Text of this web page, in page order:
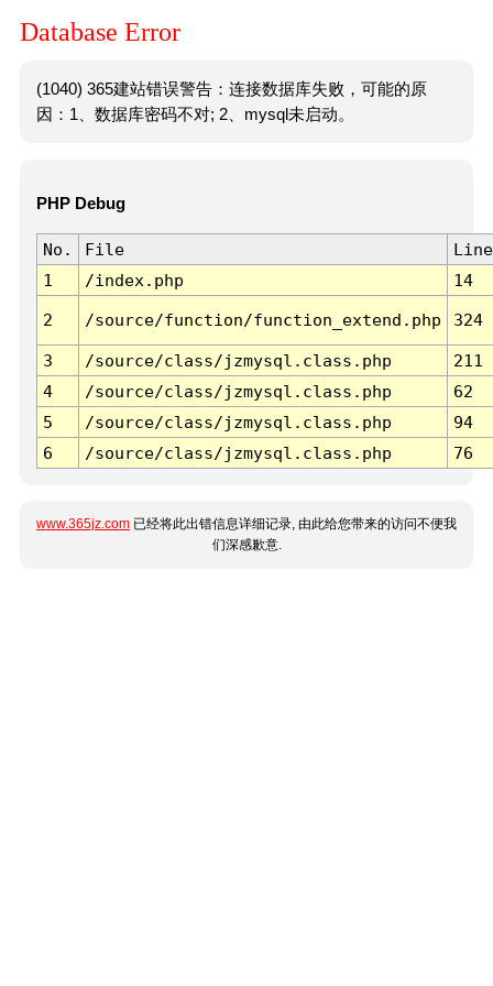
Database Error
(1040) 365建站错误警告：连接数据库失败，可能的原
因：1、数据库密码不对; 2、mysql未启动。
PHP Debug
No. File
Line
1
/index.php 14
2 /source/function/function_extend.php 324
3 /source/class/jzmysql.class.php
211
4
/source/class/jzmysql.class.php
62
5
/source/class/jzmysql.class.php
94
6
/source/class/jzmysql.class.php 76
www.365jz.com 已经将此出错信息详细记录, 由此给您带来的访问不便我
们深感歉意.